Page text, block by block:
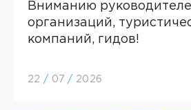
Вниманию
организаций,
компаний, гидов!
22 / 07 / 2026